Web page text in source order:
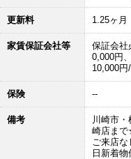
更新料 1.25ヶ月
家賃保証会社等
保証会
0,000円
10,000円/
保険 --
備考
川崎市
崎店ま
ご来店
日新着